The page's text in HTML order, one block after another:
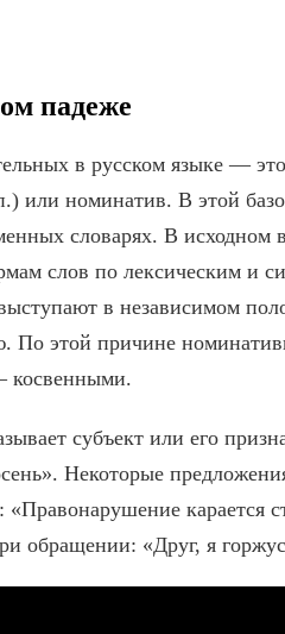
падеже
в русском языке —
или номинатив. В этой
словарях. В исходном
слов по лексическим и
в независимом
По этой причине
косвенными.
субъект или его
Некоторые
карается
обращении: «Друг, я